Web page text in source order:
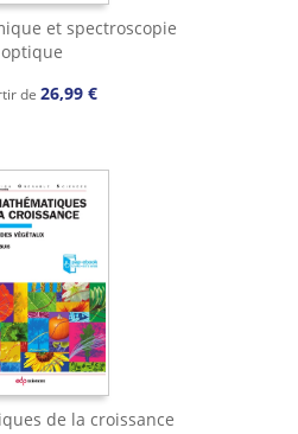
et spectroscopie
optique
de 26,99 €
de la croissance